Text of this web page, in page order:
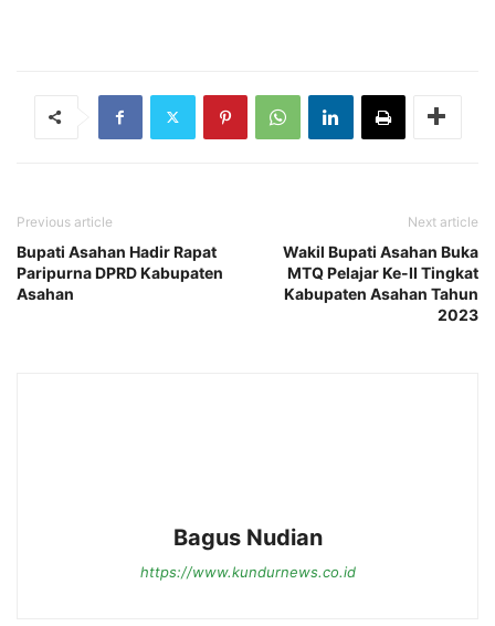
Previous article
Bupati Asahan Hadir Rapat
Paripurna DPRD Kabupaten
Asahan
Next article
Wakil Bupati Asahan Buka
MTQ Pelajar Ke-II Tingkat
Kabupaten Asahan Tahun
2023
Bagus Nudian
https://www.kundurnews.co.id